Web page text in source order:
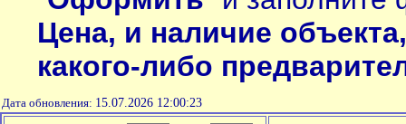
Цена, и наличие
какого-либо
Дата обновления: 15.07.2026 12:00:23